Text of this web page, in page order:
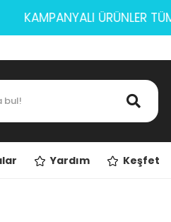
KAMPANYALI ÜRÜNLER
Yardım Keşfet